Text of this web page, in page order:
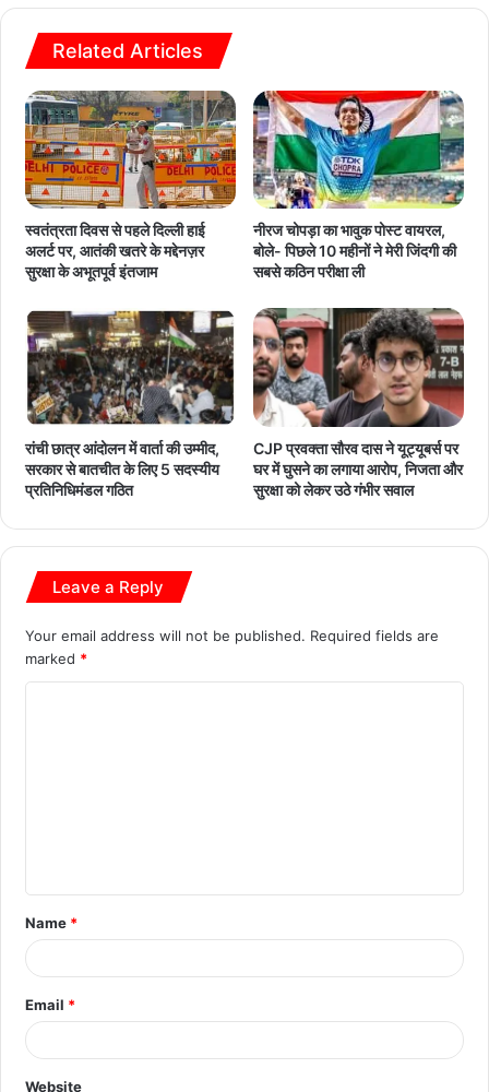
Related Articles
स्वतंत्रता दिवस से पहले दिल्ली हाई
अलर्ट पर, आतंकी खतरे के मद्देनज़र
सुरक्षा के अभूतपूर्व इंतजाम
नीरज चोपड़ा का भावुक पोस्ट वायरल,
बोले- पिछले 10 महीनों ने मेरी जिंदगी की
सबसे कठिन परीक्षा ली
रांची छात्र आंदोलन में वार्ता की उम्मीद,
सरकार से बातचीत के लिए 5 सदस्यीय
प्रतिनिधिमंडल गठित
CJP प्रवक्ता सौरव दास ने यूट्यूबर्स पर
घर में घुसने का लगाया आरोप, निजता और
सुरक्षा को लेकर उठे गंभीर सवाल
Leave a Reply
Your email address will not be published. Required fields are
marked *
t
*
Name *
Email *
Website